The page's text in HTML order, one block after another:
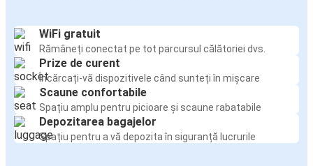
WiFi gratuit
Rămâneți conectat pe tot parcursul călătoriei dvs.
Prize de curent
Încărcați-vă dispozitivele când sunteți în mișcare
Scaune confortabile
Spațiu amplu pentru picioare și scaune rabatabile
Depozitarea bagajelor
Spațiu pentru a vă depozita în siguranță lucrurile